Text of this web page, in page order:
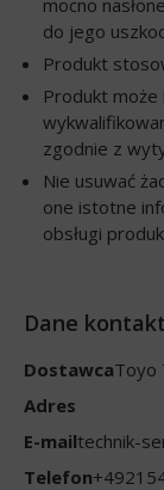
do jego
Produkt
Produkt
zgodnie z
Nie usuwać
one istotne
obsługi
Dane
DostawcaToyo
Adres
E-mailtechnik-
Telefon